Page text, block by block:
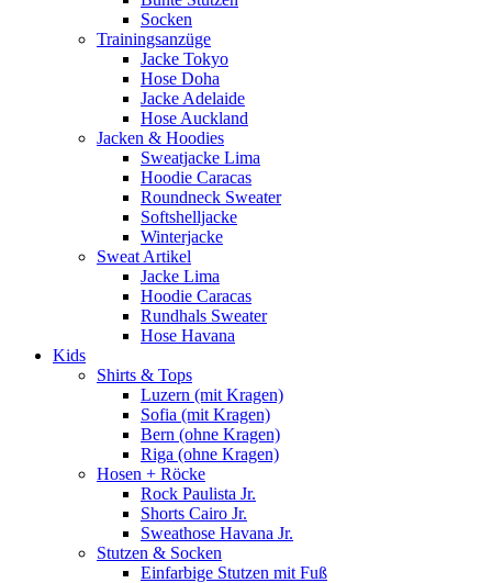
Socken
Trainingsanzüge
Jacke Tokyo
Hose Doha
Jacke Adelaide
Hose Auckland
Jacken & Hoodies
Sweatjacke Lima
Hoodie Caracas
Roundneck Sweater
Softshelljacke
Winterjacke
Sweat Artikel
Jacke Lima
Hoodie Caracas
Rundhals Sweater
Hose Havana
Kids
Shirts & Tops
Luzern (mit Kragen)
Sofia (mit Kragen)
Bern (ohne Kragen)
Riga (ohne Kragen)
Hosen + Röcke
Rock Paulista Jr.
Shorts Cairo Jr.
Sweathose Havana Jr.
Stutzen & Socken
Einfarbige Stutzen mit Fuß